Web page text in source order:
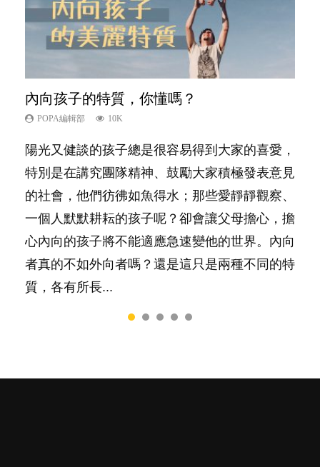
內向孩子的特質，你懂嗎？
POPA編輯部 10K
陽光又健談的孩子總是很容易得到大家的喜愛，
特別是在講究團隊精神、鼓勵大家積極發表意見
的社會，他們彷彿如魚得水；那些愛靜靜觀察、
一個人默默耕耘的孩子呢？卻會讓父母擔心，擔
心內向的孩子將不能適應急速變他的世界。內向
者真的不如外向者嗎？還是這只是兩種不同的特
質，各有所長...
愛孩子也別忘了愛自己，父母如何關顧自
己的身心靈？
照顧孩子衣食住行、陪同兒女應對功課測驗，還
要陪玩製造親子時間，尚要處理家中雜項要
務……當父母的，有千百個任務要做。可惜，有
一樣重要至極的，總被遺漏——關注自己的情緒
和心理健康。...
夫妻必看！經營婚姻，沒捷徑
POPA編輯部 22.9K
你是不是也曾經以為只要跟相愛的人結婚，就自
然能走到白頭，但生了孩子卻發現事情不如你所
料？ 經營婚姻，不如我們想像的簡單，卻也不
是大家說得那麼難。一起來認識婚姻的真相！...
想孩子學好外語，點做好？
POPA編輯部 9.9K
有人話學多種語言越早開始越好，有人卻說一時
間太多語言，會令孩子感到混淆，到底誰是誰
非？聽聽專家怎樣說，解開語言學習的迷思～...
新手父母不用怕
POPA編輯部 16.3K
相信許多人初為人父母，由懷孕開始到孩子呱呱
落地，心中都有數之不盡的問題～這裡一次過集
合我們以往製作過的相關短片。 這段路讓我們
跟你同行～...